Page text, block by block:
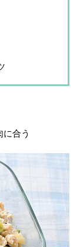
合う